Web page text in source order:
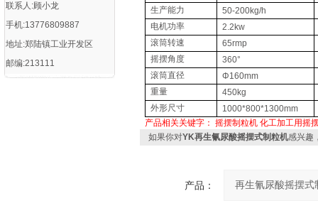
联系人:顾小龙
手机:13776809887
地址:郑陆镇工业开发区
邮编:213111
生产能力
50-200kg/h
电机功率
2.2kw
滚筒转速
65rmp
摇摆角度
360°
滚筒直径
Φ160mm
重量
450kg
外形尺寸
1000*800*1300mm
产品相关关键字： 摇摆制粒机 化工加工用摇
如果你对YK再生氰尿酸摇摆式制粒机感兴趣
产品：